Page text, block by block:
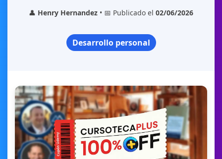
👤 Henry Hernandez • 📅 Publicado el 02/06/2026
Desarrollo personal